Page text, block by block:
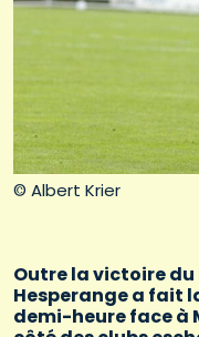
© Albert Krier
Outre la victoire du
Hesperange a fait
demi-heure face à